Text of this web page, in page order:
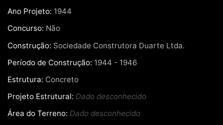
Ano Projeto: 1944
Concurso: Não
Construção: Sociedade Construtora Duarte Ltda.
Período de Construção: 1944 - 1946
Estrutura: Concreto
Projeto Estrutural: Dado desconhecido
Área do Terreno: Dado desconhecido